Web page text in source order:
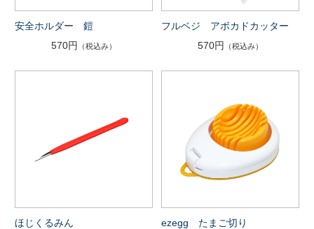
安全ホルダー 鎧
570円
（税込み）
フルベジ アボカドカッター
570円
（税込み）
ほじくるみん
ezegg たまご切り